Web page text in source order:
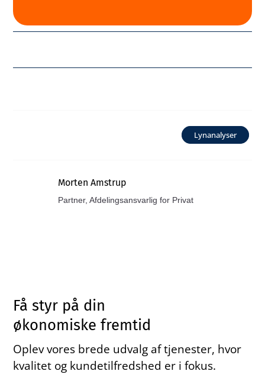
Lynanalyser
Morten Amstrup
Partner, Afdelingsansvarlig for Privat
Få styr på din
økonomiske fremtid
Oplev vores brede udvalg af tjenester, hvor
kvalitet og kundetilfredshed er i fokus.